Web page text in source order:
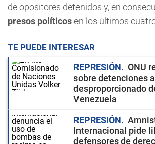
de opositores detenidos y, en
presos políticosen los últimos
TE PUEDE INTERESAR
REPRESIÓN
ONU
sobre detenciones
desproporcionado
Venezuela
REPRESIÓN
Internacional pide
defensores de